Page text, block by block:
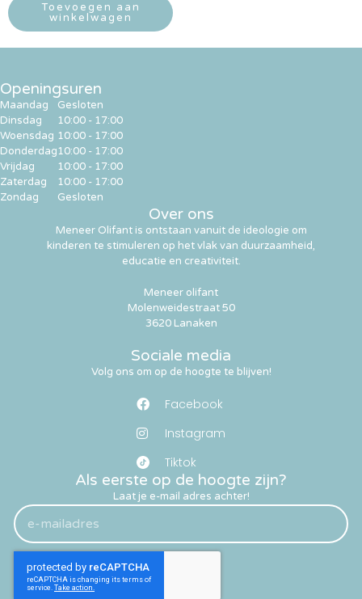
Toevoegen aan
winkelwagen
Als eerste op de hoogte zijn?
Laat je e-mail adres achter!
Sociale media
Volg ons om op de hoogte te blijven!
Facebook
Instagram
Tiktok
Over ons
Meneer Olifant is ontstaan vanuit de ideologie om
kinderen te stimuleren op het vlak van duurzaamheid,
educatie en creativiteit.
Meneer olifant
Molenweidestraat 50
3620 Lanaken
Openingsuren
Maandag
Dinsdag
Woensdag
Donderdag
Vrijdag
Zaterdag
Zondag
Gesloten
10:00 - 17:00
10:00 - 17:00
10:00 - 17:00
10:00 - 17:00
10:00 - 17:00
Gesloten